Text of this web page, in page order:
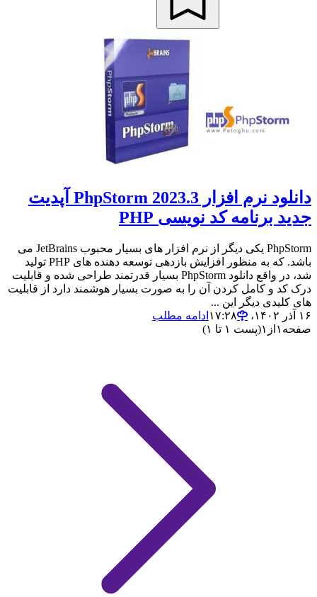
دانلود نرم افزار PhpStorm 2023.3 آپدیت
جدید برنامه کد نویسی PHP
PhpStorm یکی دیگر از نرم افزار های بسیار محبوب JetBrains می
باشد. که به منظور افزایش بازدهی توسعه دهنده های PHP تولید
شد، در واقع دانلود PhpStorm بسیار قدرتمند طراحی شده و قابلیت
درک کد و کامل کردن آن را به صورت بسیار هوشمند دارد از قابلیت
های کلیدی دیگر این ...
۱۶ آذر ۱۴۰۲،‏ ۱۷:۲۸
ادامه مطلب
صفحه ۱ از ۱(پست ۱ تا ۱)